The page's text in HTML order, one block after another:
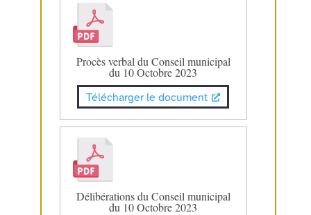
Procès verbal du Conseil municipal
du 10 Octobre 2023
Télécharger le document
Délibérations du Conseil municipal
du 10 Octobre 2023